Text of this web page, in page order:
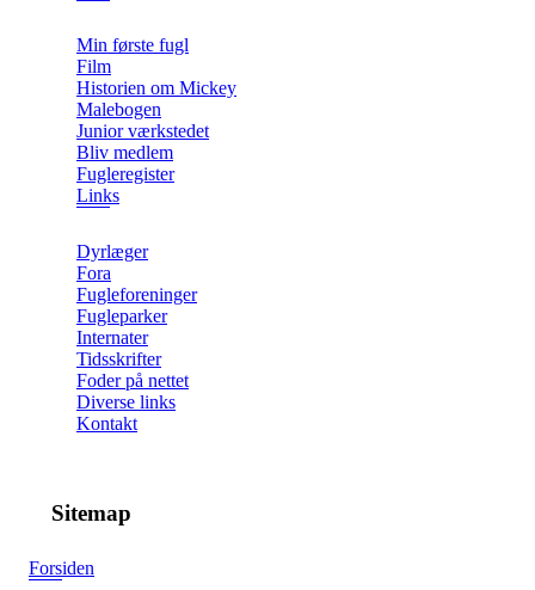
Min første fugl
Film
Historien om Mickey
Malebogen
Junior værkstedet
Bliv medlem
Fugleregister
Links
Dyrlæger
Fora
Fugleforeninger
Fugleparker
Internater
Tidsskrifter
Foder på nettet
Diverse links
Kontakt
Sitemap
Forsiden